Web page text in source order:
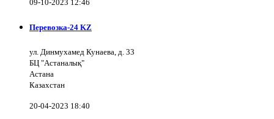
09-10-2023 12:46
Перевозка-24 KZ
ул. Динмухамед Кунаева, д. 33
БЦ "Астаналық"
Астана
Казахстан
20-04-2023 18:40